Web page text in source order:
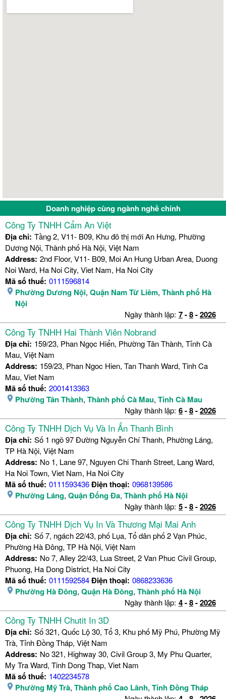
Doanh nghiệp cùng ngành nghề chính
Công Ty TNHH Cẩm An Việt
Địa chỉ: Tầng 2, V11- B09, Khu đô thị mới An Hưng, Phường
Dương Nội, Thành phố Hà Nội, Việt Nam
Address: 2nd Floor, V11- B09, Moi An Hung Urban Area, Duong
Noi Ward, Ha Noi City, Viet Nam, Ha Noi City
Mã số thuế: 0111596814
Phường Dương Nội, Quận Nam Từ Liêm, Thành phố Hà
Nội
Ngày thành lập: 7-8-2026
Công Ty TNHH Hai Thành Viên Nobrand
Địa chỉ: 159/23, Phan Ngọc Hiển, Phường Tân Thành, Tỉnh Cà
Mau, Việt Nam
Address: 159/23, Phan Ngoc Hien, Tan Thanh Ward, Tinh Ca
Mau, Viet Nam
Mã số thuế: 2001413363
Phường Tân Thành, Thành phố Cà Mau, Tỉnh Cà Mau
Ngày thành lập: 6-8-2026
Công Ty TNHH Dịch Vụ Và In Ấn Thanh Bình
Địa chỉ: Số 1 ngõ 97 Đường Nguyễn Chí Thanh, Phường Láng,
TP Hà Nội, Việt Nam
Address: No 1, Lane 97, Nguyen Chi Thanh Street, Lang Ward,
Ha Noi Town, Viet Nam, Ha Noi City
Mã số thuế: 0111593436Điện thoại: 0968139586
Phường Láng, Quận Đống Đa, Thành phố Hà Nội
Ngày thành lập: 5-8-2026
Công Ty TNHH Dịch Vụ In Và Thương Mại Mai Anh
Địa chỉ: Số 7, ngách 22/43, phố Lụa, Tổ dân phố 2 Vạn Phúc,
Phường Hà Đông, TP Hà Nội, Việt Nam
Address: No 7, Alley 22/43, Lua Street, 2 Van Phuc Civil Group,
Phuong, Ha Dong District, Ha Noi City
Mã số thuế: 0111592584Điện thoại: 0868233636
Phường Hà Đông, Quận Hà Đông, Thành phố Hà Nội
Ngày thành lập: 4-8-2026
Công Ty TNHH Chutit In 3D
Địa chỉ: Số 321, Quốc Lộ 30, Tổ 3, Khu phố Mỹ Phú, Phường Mỹ
Trà, Tỉnh Đồng Tháp, Việt Nam
Address: No 321, Highway 30, Civil Group 3, My Phu Quarter,
My Tra Ward, Tinh Dong Thap, Viet Nam
Mã số thuế: 1402234578
Phường Mỹ Trà, Thành phố Cao Lãnh, Tỉnh Đồng Tháp